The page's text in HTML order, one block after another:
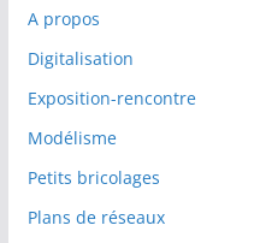
A propos
Digitalisation
Exposition-rencontre
Modélisme
Petits bricolages
Plans de réseaux